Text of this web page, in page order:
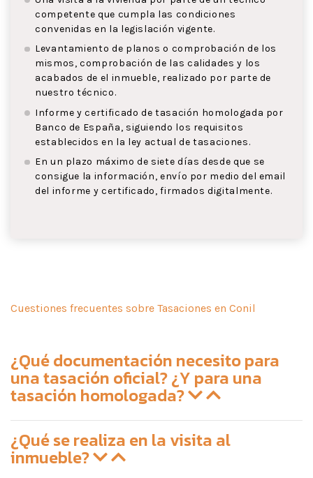
competente que cumpla las condiciones
convenidas en la legislación vigente.
Levantamiento de planos o comprobación de los
mismos, comprobación de las calidades y los
acabados de el inmueble, realizado por parte de
nuestro técnico.
Informe y certificado de tasación homologada por
Banco de España, siguiendo los requisitos
establecidos en la ley actual de tasaciones.
En un plazo máximo de siete días desde que se
consigue la información, envío por medio del email
del informe y certificado, firmados digitalmente.
Cuestiones frecuentes sobre Tasaciones en Conil
¿Qué documentación necesito para
una tasación oficial? ¿Y para una
tasación homologada?
¿Qué se realiza en la visita al
inmueble?